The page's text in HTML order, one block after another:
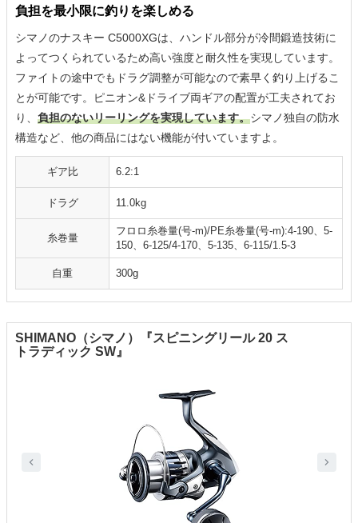
負担を最小限に釣りを楽しめる
シマノのナスキー C5000XGは、ハンドル部分が冷間鍛造技術に
よってつくられているため高い強度と耐久性を実現しています。
ファイトの途中でもドラグ調整が可能なので素早く釣り上げるこ
とが可能です。ピニオン&ドライブ両ギアの配置が工夫されてお
り、 負担のないリーリングを実現しています。シマノ独自の防水
構造など、他の商品にはない機能が付いていますよ。
ギア比 6.2:1
ドラグ 11.0kg
糸巻量
フロロ糸巻量(号-m)/PE糸巻量(号-m):4-190、5-
150、6-125/4-170、5-135、6-115/1.5-3
自重 300g
SHIMANO（シマノ）『スピニングリール 20 ス
トラディック SW』